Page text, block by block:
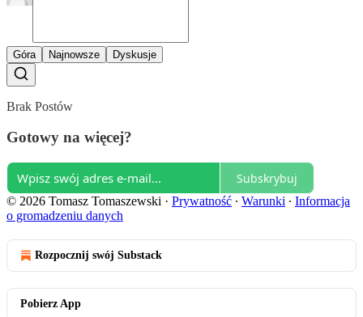
Góra Najnowsze Dyskusje
Brak Postów
Gotowy na więcej?
Subskrybuj
© 2026 Tomasz Tomaszewski · Prywatność ∙ Warunki ∙ Informacja
o gromadzeniu danych
Rozpocznij swój Substack
Pobierz App